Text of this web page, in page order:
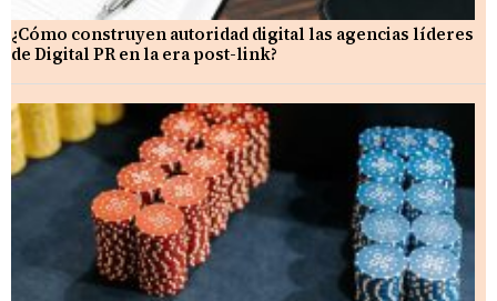
¿Cómo construyen autoridad digital las agencias líderes
de Digital PR en la era post-link?